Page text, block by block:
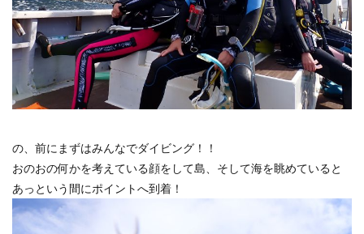
の、前にまずはみんなでダイビング！！
おのおの何かを考えている顔をして島、そして海を眺めていると
あっという間にポイントへ到着！